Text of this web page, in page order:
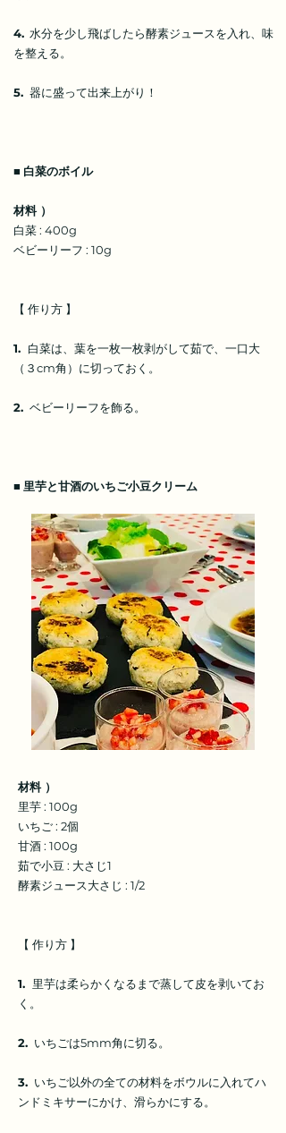
4. 水分を少し飛ばしたら酵素ジュースを入れ、味
を整える。
5. 器に盛って出来上がり！
■ 白菜のボイル
材料 ）
白菜 : 400g
ベビーリーフ : 10g
【 作り方 】
1. 白菜は、葉を一枚一枚剥がして茹で、一口大
（３cm角）に切っておく。
2. ベビーリーフを飾る。
■ 里芋と甘酒のいちご小豆クリーム
材料 ）
里芋 : 100g
いちご : 2個
甘酒 : 100g
茹で小豆 : 大さじ1
酵素ジュース大さじ : 1/2
【 作り方 】
1. 里芋は柔らかくなるまで蒸して皮を剥いてお
く。
2. いちごは5mm角に切る。
3. いちご以外の全ての材料をボウルに入れてハ
ンドミキサーにかけ、滑らかにする。